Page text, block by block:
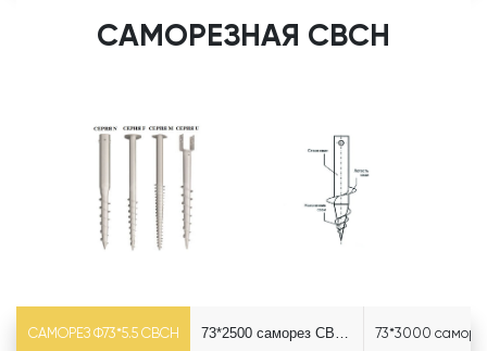
САМОРЕЗНАЯ СВСН
САМОРЕЗ Ф73*5.5 СВСН 73*2500 саморез СВСН